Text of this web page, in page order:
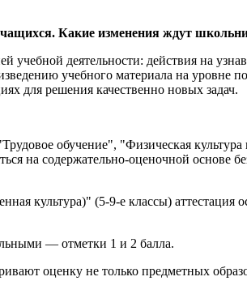
Какие изменения ждут
учебной деятельности: действия на
учебного материала на уровне
для решения качественно новых задач.
обучение", "Физическая культура
на содержательно-оценочной основе
культура)" (5-9-е классы) аттестация
— отметки 1 и 2 балла.
оценку не только предметных